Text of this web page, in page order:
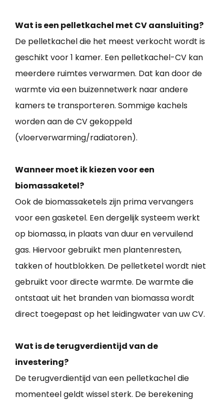
Wat is een pelletkachel met CV aansluiting?
De pelletkachel die het meest verkocht wordt is
geschikt voor 1 kamer. Een pelletkachel-CV kan
meerdere ruimtes verwarmen. Dat kan door de
warmte via een buizennetwerk naar andere
kamers te transporteren. Sommige kachels
worden aan de CV gekoppeld
(vloerverwarming/radiatoren).
Wanneer moet ik kiezen voor een
biomassaketel?
Ook de biomassaketels zijn prima vervangers
voor een gasketel. Een dergelijk systeem werkt
op biomassa, in plaats van duur en vervuilend
gas. Hiervoor gebruikt men plantenresten,
takken of houtblokken. De pelletketel wordt niet
gebruikt voor directe warmte. De warmte die
ontstaat uit het branden van biomassa wordt
direct toegepast op het leidingwater van uw CV.
Wat is de terugverdientijd van de
investering?
De terugverdientijd van een pelletkachel die
momenteel geldt wissel sterk. De berekening